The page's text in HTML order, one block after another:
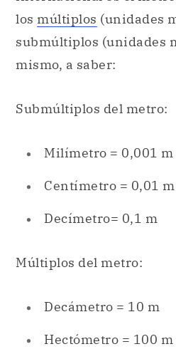
los múltiplos (unidades
submúltiplos (unidades
mismo, a saber:
Submúltiplos del metro:
Milímetro = 0,001 m
Centímetro = 0,01 m
Decímetro= 0,1 m
Múltiplos del metro:
Decámetro = 10 m
Hectómetro = 100 m